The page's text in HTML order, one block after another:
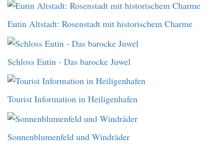
Eutin Altstadt: Rosenstadt mit historischem Charme
Schloss Eutin - Das barocke Juwel
Tourist Information in Heiligenhafen
Sonnenblumenfeld und Windräder